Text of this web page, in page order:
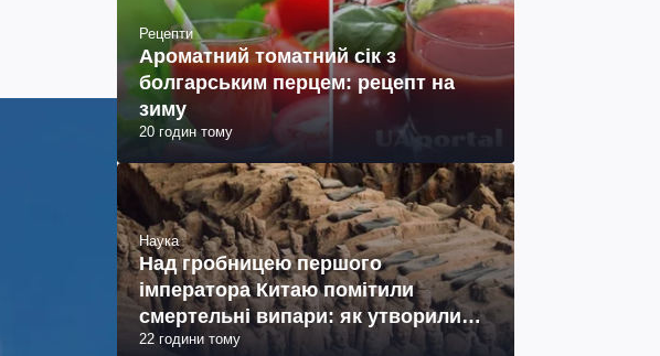
Рецепти
Ароматний томатний сік з
болгарським перцем: рецепт на
зиму
20 годин тому
Наука
Над гробницею першого
імператора Китаю помітили
смертельні випари: як утворились
(фото)
22 години тому